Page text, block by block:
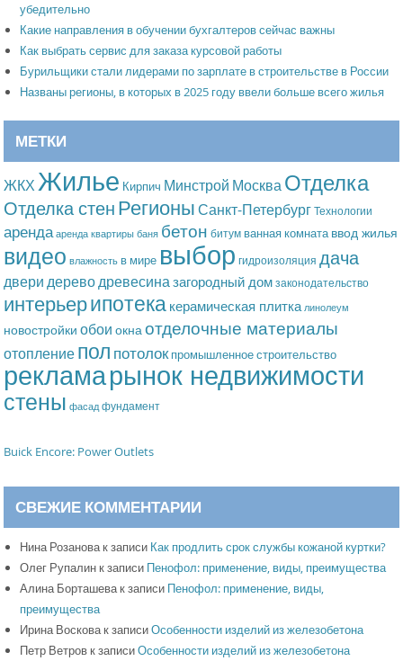
убедительно
Какие направления в обучении бухгалтеров сейчас важны
Как выбрать сервис для заказа курсовой работы
Бурильщики стали лидерами по зарплате в строительстве в России
Названы регионы, в которых в 2025 году ввели больше всего жилья
МЕТКИ
ЖКХ Жилье Кирпич Минстрой МоскваОтделка
Отделка стенРегионы Санкт-Петербург Технологии
аренда аренда квартиры баня бетон битум ванная комната ввод жилья
видео влажность в мире выбор гидроизоляция дача
двери дереводревесиназагородный дом законодательство
интерьерипотека керамическая плитка линолеум
новостройки обои окнаотделочные материалы
отоплениепол потолок промышленное строительство
рекламарынок недвижимости
стены фасад фундамент
Buick Encore: Power Outlets
СВЕЖИЕ КОММЕНТАРИИ
Нина Розановак записи Как продлить срок службы кожаной куртки?
Олег Рупалин к записи Пенофол: применение, виды, преимущества
Алина Борташевак записи Пенофол: применение, виды,
преимущества
Ирина Восковак записиОсобенности изделий из железобетона
Петр Ветров к записиОсобенности изделий из железобетона